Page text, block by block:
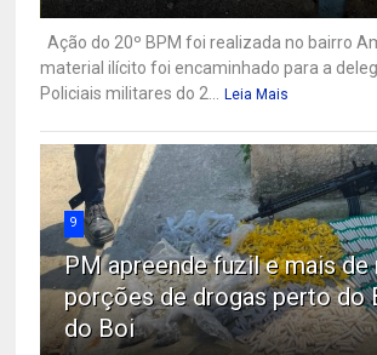
Ação do 20º BPM foi realizada no bairro
material ilícito foi encaminhado para a
Policiais militares do 2...
Leia Mais
9
PM apreende fuzil e mais de
porções de drogas perto do
do Boi